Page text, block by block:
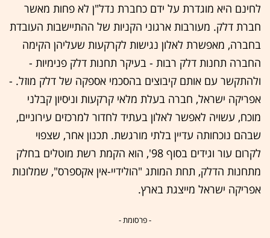
לחינם היא מוגדרת על ידם כחברת נדל"ן לא פחות מאשר
חברת דלק. מעורבות ארגוני הקניות של ההתיישבות העובדת
בחברה, מאפשרת לאלון נגישות לקרקעות שעליהן הקימה
החברה תחנות דלק רבות - בעיקר תחנות דלק פנימיות -
ולהתקשר עם אותם קיבוצים בהסכמי אספקה של דלק מוזל. -
אפריקה ישראל, חברה בעלת מלאי קרקעות וניסיון קבלני
מוכח, עשויה לאפשר לאלון בעתיד לחדור למרכזים עירוניים,
שבהם נוכחותה עדיין בלתי מורגשת. תכנון אחר, שצפוי
לקרום עור וגידים בסוף 98', הוא הקמת רשת מוטלים בחלק
מתחנות הדלק, תחת המותג "הולידיי-אין אקספרס", שמלונות
אפריקה ישראל מייצגת בארץ.
- פרסומת -